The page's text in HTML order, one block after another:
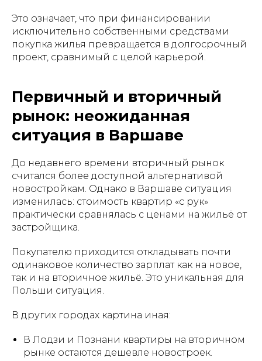
Это означает, что при финансировании
исключительно собственными средствами
покупка жилья превращается в долгосрочный
проект, сравнимый с целой карьерой.
Первичный и вторичный
рынок: неожиданная
ситуация в Варшаве
До недавнего времени вторичный рынок
считался более доступной альтернативой
новостройкам. Однако в Варшаве ситуация
изменилась: стоимость квартир «с рук»
практически сравнялась с ценами на жильё от
застройщика.
Покупателю приходится откладывать почти
одинаковое количество зарплат как на новое,
так и на вторичное жильё. Это уникальная для
Польши ситуация.
В других городах картина иная:
В Лодзи и Познани квартиры на вторичном
рынке остаются дешевле новостроек.